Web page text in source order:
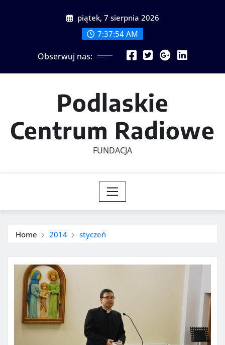
piątek, 7 sierpnia 2026
7:37:55 AM
Obserwuj nas:
Podlaskie
Centrum Radiowe
FUNDACJA
Home 2014 styczeń